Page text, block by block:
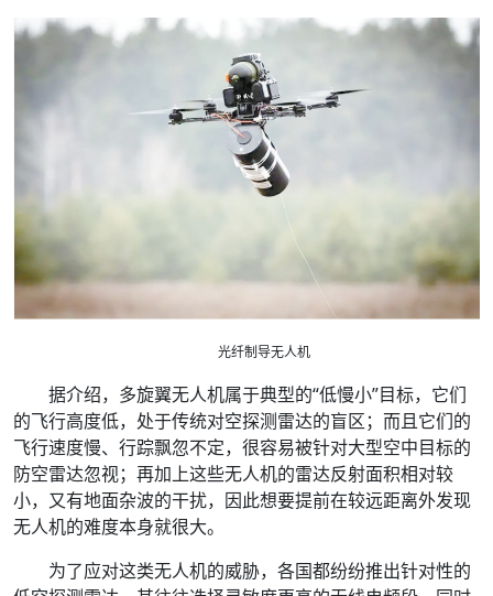
光纤制导无人机
据介绍，多旋翼无人机属于典型的“低慢小”目标，它们
的飞行高度低，处于传统对空探测雷达的盲区；而且它们的
飞行速度慢、行踪飘忽不定，很容易被针对大型空中目标的
防空雷达忽视；再加上这些无人机的雷达反射面积相对较
小，又有地面杂波的干扰，因此想要提前在较远距离外发现
无人机的难度本身就很大。
为了应对这类无人机的威胁，各国都纷纷推出针对性的